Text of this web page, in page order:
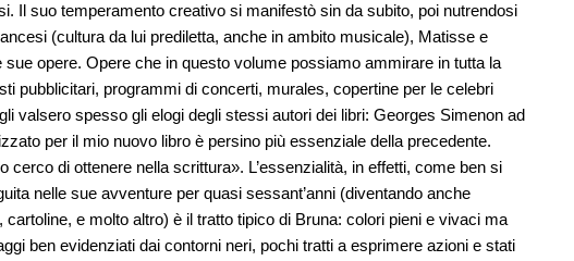
Il suo temperamento creativo si manifestò sin da subito, poi nutrendosi
(cultura da lui prediletta, anche in ambito musicale), Matisse e
opere. Opere che in questo volume possiamo ammirare in tutta la
pubblicitari, programmi di concerti, murales, copertine per le celebri
valsero spesso gli elogi degli stessi autori dei libri: Georges Simenon ad
per il mio nuovo libro è persino più essenziale della precedente.
cerco di ottenere nella scrittura». L’essenzialità, in effetti, come ben si
nelle sue avventure per quasi sessant’anni (diventando anche
e molto altro) è il tratto tipico di Bruna: colori pieni e vivaci ma
ben evidenziati dai contorni neri, pochi tratti a esprimere azioni e stati